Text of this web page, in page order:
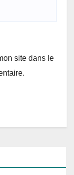
site dans le